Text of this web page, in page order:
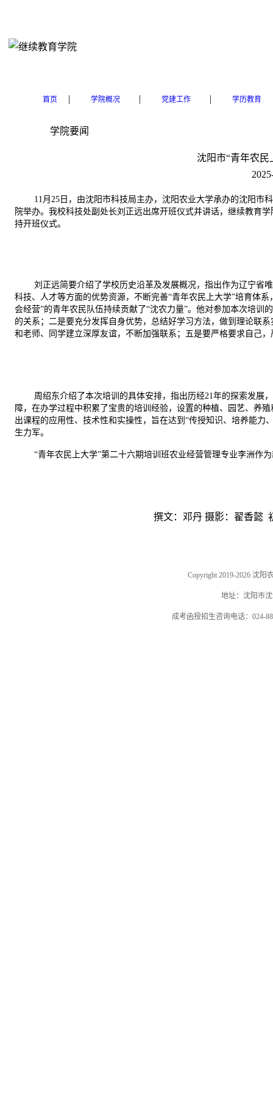
首页 | 学院概况 | 党建工作 | 学历教育
学院要闻
沈阳市“青年农
11月25日，由沈阳市科技局主办，沈阳农业大学承办的沈阳市
院举办。我校科技处副处长刘正远出席开班仪式并讲话，继续教育
持开班仪式。
刘正远简要介绍了学校历史沿革及发展概况，指出作为辽宁省
科技、人才等方面的优势资源，不断完善“青年农民上大学”培育体
会经营”的青年农民队伍持续贡献了“沈农力量”。他对参加本次培
的关系；二是要充分发挥自身优势，总结好学习方法，做到理论联
和老师、同学建立深厚友谊，不断加强联系；五是要严格要求自己
周绍东介绍了本次培训的具体安排，指出历经21年的探索发展
障，在办学过程中积累了宝贵的培训经验，设置的种植、园艺、养
出课程的应用性、技术性和实操性，旨在达到“传授知识、培养能
生力军。
“青年农民上大学”第二十六期培训班农业经营管理专业李洲作
撰文：邓丹 摄影：翟香懿
Copyright 2019-2026 沈
地址：沈阳市
成考函授招生咨询电话：024-